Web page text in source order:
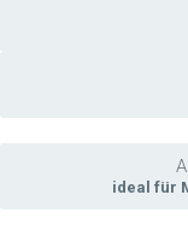
ideal für